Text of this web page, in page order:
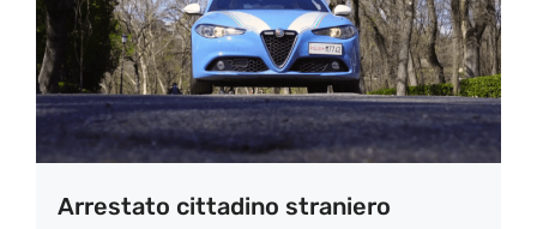
Arrestato cittadino straniero